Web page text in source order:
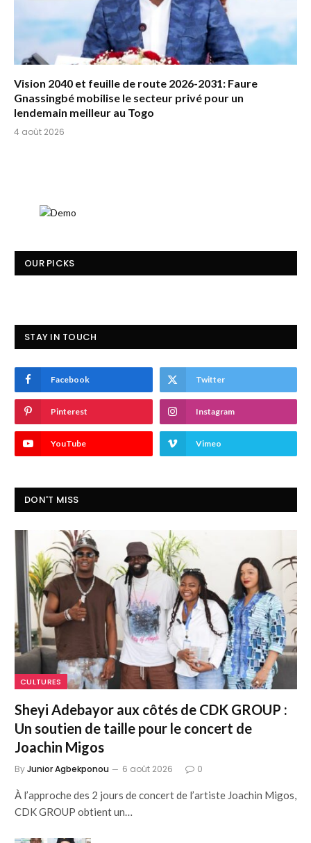
Vision 2040 et feuille de route 2026-2031: Faure
Gnassingbé mobilise le secteur privé pour un
lendemain meilleur au Togo
4 août 2026
OUR PICKS
STAY IN TOUCH
Facebook Twitter
Pinterest Instagram
YouTube Vimeo
DON'T MISS
CULTURES
Sheyi Adebayor aux côtés de CDK GROUP :
Un soutien de taille pour le concert de
Joachin Migos
ByJunior Agbekponou 6 août 2026 0
À l’approche des 2 jours de concert de l’artiste Joachin Migos,
CDK GROUP obtient un…